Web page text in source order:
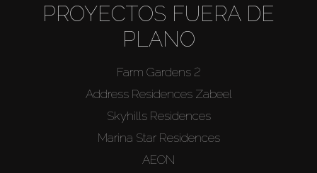
PROYECTOS FUERA DE
PLANO
Farm Gardens 2
Address Residences Zabeel
Skyhills Residences
Marina Star Residences
AEON